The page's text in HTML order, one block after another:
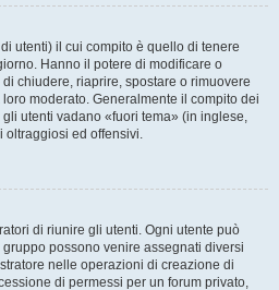
utenti) il cui compito è quello di tenere
Hanno il potere di modificare o
chiudere, riaprire, spostare o rimuovere
moderato. Generalmente il compito dei
utenti vadano «fuori tema» (in inglese,
oltraggiosi ed offensivi.
di riunire gli utenti. Ogni utente può
possono venire assegnati diversi
nelle operazioni di creazione di
di permessi per un forum privato,